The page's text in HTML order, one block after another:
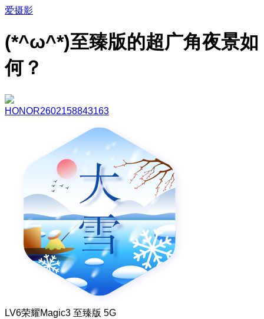
爱摄影
(*^ω^*)至臻版的超广角夜景如
何？
HONOR2602158843163
LV6荣耀Magic3 至臻版 5G